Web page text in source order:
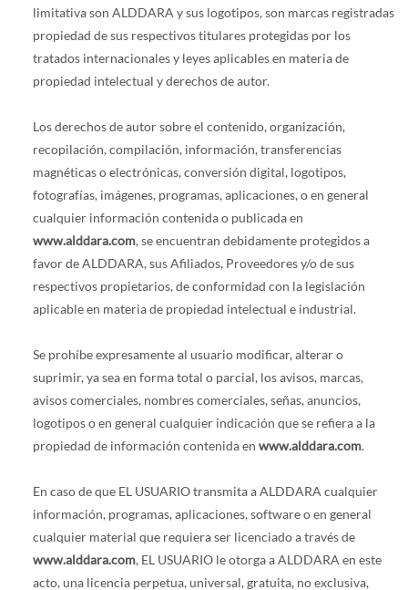
limitativa son ALDDARA y sus logotipos, son marcas registradas
propiedad de sus respectivos titulares protegidas por los
tratados internacionales y leyes aplicables en materia de
propiedad intelectual y derechos de autor.
Los derechos de autor sobre el contenido, organización,
recopilación, compilación, información, transferencias
magnéticas o electrónicas, conversión digital, logotipos,
fotografías, imágenes, programas, aplicaciones, o en general
cualquier información contenida o publicada en
www.alddara.com, se encuentran debidamente protegidos a
favor de ALDDARA, sus Afiliados, Proveedores y/o de sus
respectivos propietarios, de conformidad con la legislación
aplicable en materia de propiedad intelectual e industrial.
Se prohíbe expresamente al usuario modificar, alterar o
suprimir, ya sea en forma total o parcial, los avisos, marcas,
avisos comerciales, nombres comerciales, señas, anuncios,
logotipos o en general cualquier indicación que se refiera a la
propiedad de información contenida en www.alddara.com.
En caso de que EL USUARIO transmita a ALDDARA cualquier
información, programas, aplicaciones, software o en general
cualquier material que requiera ser licenciado a través de
www.alddara.com, EL USUARIO le otorga a ALDDARA en este
acto, una licencia perpetua, universal, gratuita, no exclusiva,